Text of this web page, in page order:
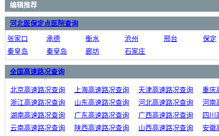
编辑推荐
河北医保定点医院查询
张家口
承德 衡水 沧州 邢台
保定
秦皇岛
秦皇岛 廊坊 石家庄
全国高速路况查询
北京高速路况查询 上海高速路况查询 天津高速路况查询
重庆
浙江高速路况查询
山东高速路况查询 河北高速路况查询
河南
湖南高速路况查询
广东高速路况查询 广西高速路况查询
四川
云南高速路况查询
陕西高速路况查询 山西高速路况查询
安徽